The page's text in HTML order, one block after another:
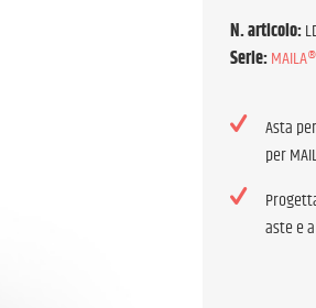
N. articolo:
Serie:MAILA®
Asta
per
aste e